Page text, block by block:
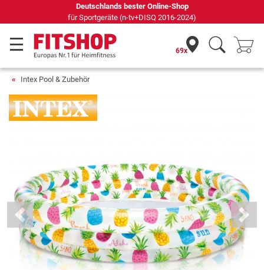
Deutschlands bester Online-Shop
für Sportgeräte (n-tv+DISQ 2016-2024)
69x
Intex Pool & Zubehör
Previous Next